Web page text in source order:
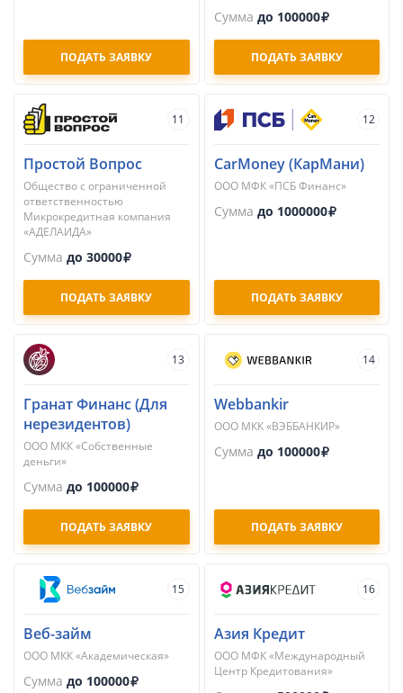
ПОДАТЬ ЗАЯВКУ
Сумма до 100000
ПОДАТЬ ЗАЯВКУ
11
Простой Вопрос
Общество с ограниченной
ответственностью
Микрокредитная компания
«АДЕЛАИДА»
Сумма до 30000
ПОДАТЬ ЗАЯВКУ
12
CarMoney (КарМани)
ООО МФК «ПСБ Финанс»
Сумма до 1000000
ПОДАТЬ ЗАЯВКУ
13
Гранат Финанс (Для
нерезидентов)
ООО МКК «Собственные
деньги»
Сумма до 100000
ПОДАТЬ ЗАЯВКУ
14
Webbankir
ООО МКК «ВЭББАНКИР»
Сумма до 100000
ПОДАТЬ ЗАЯВКУ
15
Веб-займ
ООО МКК «Академическая»
Сумма до 100000
16
Азия Кредит
ООО МФК «Международный
Центр Кредитования»